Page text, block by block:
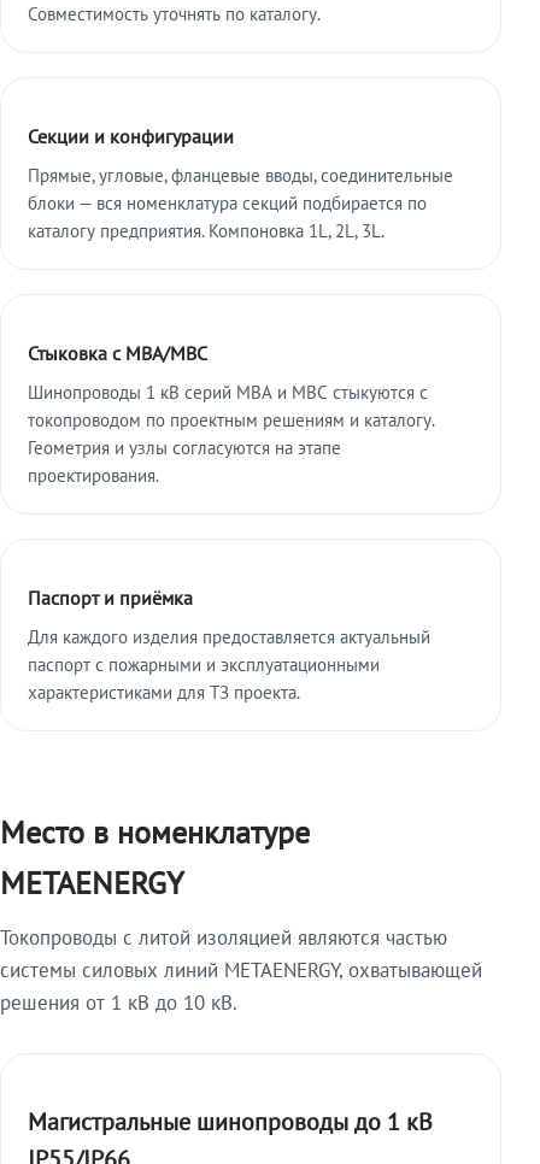
Совместимость уточнять по каталогу.
Секции и конфигурации
Прямые, угловые, фланцевые вводы, соединительные
блоки — вся номенклатура секций подбирается по
каталогу предприятия. Компоновка 1L, 2L, 3L.
Стыковка с МВА/МВС
Шинопроводы 1 кВ серий МВА и МВС стыкуются с
токопроводом по проектным решениям и каталогу.
Геометрия и узлы согласуются на этапе
проектирования.
Паспорт и приёмка
Для каждого изделия предоставляется актуальный
паспорт с пожарными и эксплуатационными
характеристиками для ТЗ проекта.
Место в номенклатуре
METAENERGY
Токопроводы с литой изоляцией являются частью
системы силовых линий METAENERGY, охватывающей
решения от 1 кВ до 10 кВ.
Магистральные шинопроводы до 1 кВ